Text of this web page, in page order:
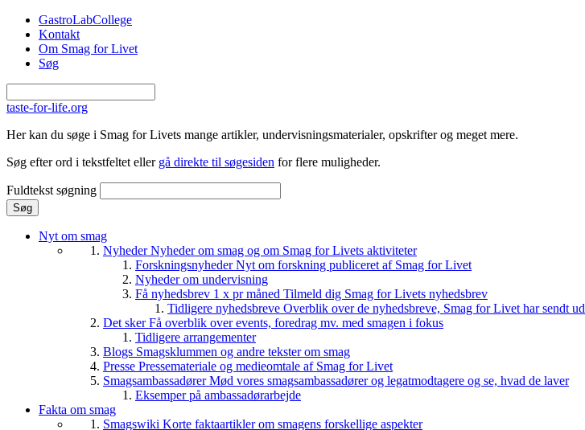
Gå til hovedindhold
GastroLabCollege
Kontakt
Om Smag for Livet
Søg
taste-for-life.org
Her kan du søge i Smag for Livets mange artikler, undervisningsmaterialer, opskrifter og meget mere.
Søg efter ord i tekstfeltet eller gå direkte til søgesiden for flere muligheder.
Fuldtekst søgning
Nyt om smag
NyhederNyheder om smag og om Smag for Livets aktiviteter
ForskningsnyhederNyt om forskning publiceret af Smag for Livet
Nyheder om undervisning
Få nyhedsbrev 1 x pr måned Tilmeld dig Smag for Livets nyhedsbrev
Tidligere nyhedsbreve Overblik over de nyhedsbreve, Smag for Livet har sendt ud
Det skerFå overblik over events, foredrag mv. med smagen i fokus
Tidligere arrangementer
Blogs Smagsklummen og andre tekster om smag
Presse Pressemateriale og medieomtale af Smag for Livet
SmagsambassadørerMød vores smagsambassadører og legatmodtagere og se, hvad de laver
Eksemper på ambassadørarbejde
Fakta om smag
Smagswiki Korte faktaartikler om smagens forskellige aspekter